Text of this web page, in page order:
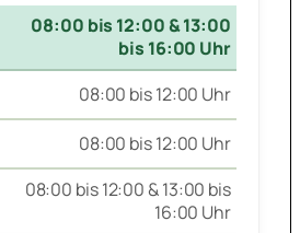
08:00 bis 12:00 & 13:00
bis 16:00 Uhr
08:00 bis 12:00 Uhr
08:00 bis 12:00 Uhr
08:00 bis 12:00 & 13:00 bis
16:00 Uhr